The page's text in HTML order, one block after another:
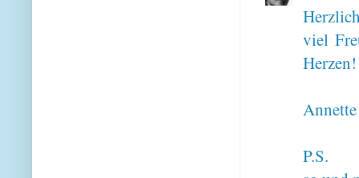
viel
Herzen!
Annette
P.S.